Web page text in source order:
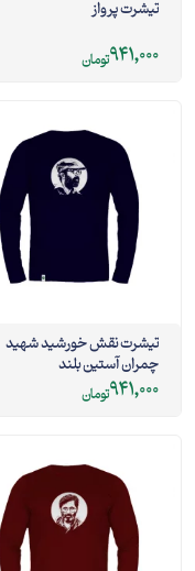
تیشرت پرواز
941,000تومان
تيشرت نقش خورشيد شهيد
چمران آستين بلند
941,000تومان